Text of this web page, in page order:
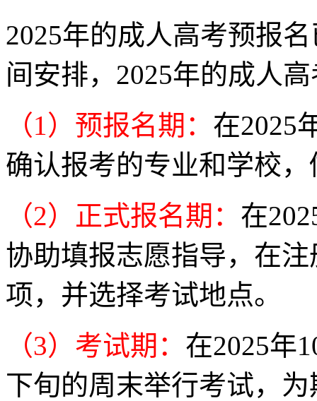
2025年的成人高考预报
间安排，2025年的成人
（1）预报名期： 在2025
确认报考的专业和学校
（2）正式报名期： 在
协助填报志愿指导，在
项，并选择考试地点。
（3）考试期： 在2025年
下旬的周末举行考试，